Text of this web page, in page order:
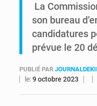
La
son bureau
candidatures
prévue le 20
PUBLIÉ PAR
le:9 octobre 2023